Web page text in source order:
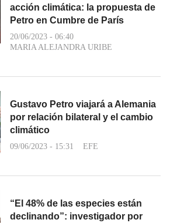
acción climática: la propuesta de
Petro en Cumbre de París
20/06/2023 - 06:40
MARIA ALEJANDRA URIBE
Gustavo Petro viajará a Alemania
por relación bilateral y el cambio
climático
09/06/2023 - 15:31 EFE
“El 48% de las especies están
declinando”: investigador por